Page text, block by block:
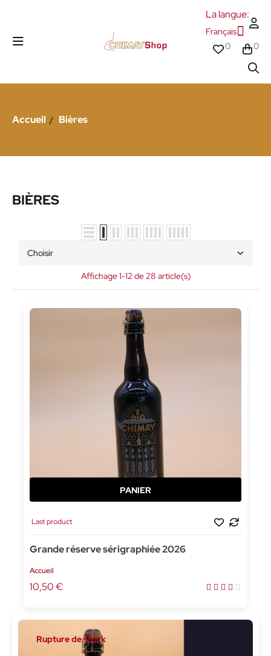
La langue:
Français
0
0
Accueil Bières
BIÈRES
Choisir
Affichage 1-12 de 28 article(s)
Last product
Grande réserve sérigraphiée 2026
Accueil
10,50 €
Rupture de stock